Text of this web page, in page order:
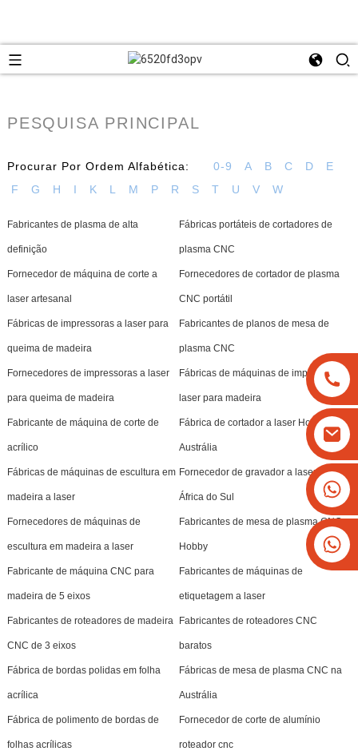
PESQUISA PRINCIPAL
Procurar Por Ordem Alfabética: 0-9 A B C D
E
F
G H I K L M P R S T U V W
Fabricantes de plasma de alta
definição
Fábricas portáteis de cortadores de
plasma CNC
Fornecedor de máquina de corte a
laser artesanal
Fornecedores de cortador de plasma
CNC portátil
Fábricas de impressoras a laser para
queima de madeira
Fabricantes de planos de mesa de
plasma CNC
Fornecedores de impressoras a laser
para queima de madeira
Fábricas de máquinas de impressora a
laser para madeira
Fabricante de máquina de corte de
acrílico
Fábrica de cortador a laser Hobby na
Austrália
Fábricas de máquinas de escultura em
madeira a laser
Fornecedor de gravador a laser na
África do Sul
Fornecedores de máquinas de
escultura em madeira a laser
Fabricantes de mesa de plasma CNC
Hobby
Fabricante de máquina CNC para
madeira de 5 eixos
Fabricantes de máquinas de
etiquetagem a laser
Fabricantes de roteadores de madeira
CNC de 3 eixos
Fabricantes de roteadores CNC
baratos
Fábrica de bordas polidas em folha
acrílica
Fábricas de mesa de plasma CNC na
Austrália
Fábrica de polimento de bordas de
folhas acrílicas
Fornecedor de corte de alumínio
roteador cnc